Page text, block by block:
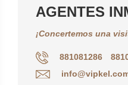
AGENTES
¡Concertemos una
881081286